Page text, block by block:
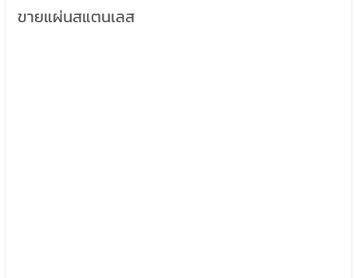
ขายแผ่นสแตนเลส